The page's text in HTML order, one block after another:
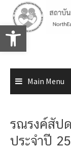
Open toolbar
content
Main Menu
รณรงค์สัป
ประจำปี